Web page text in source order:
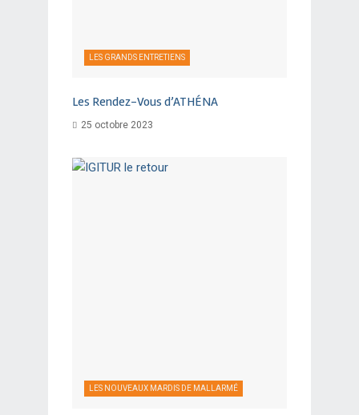
LES GRANDS ENTRETIENS
Les Rendez-Vous d’ATHÉNA
25 octobre 2023
LES NOUVEAUX MARDIS DE MALLARMÉ